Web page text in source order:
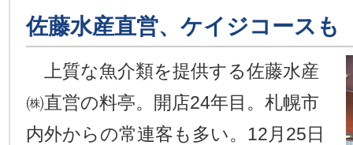
佐藤水産直営、ケイジコース
上質な魚介類を提供する佐藤水産
㈱直営の料亭。開店24年目。札幌市
内外からの常連客も多い。12月25日